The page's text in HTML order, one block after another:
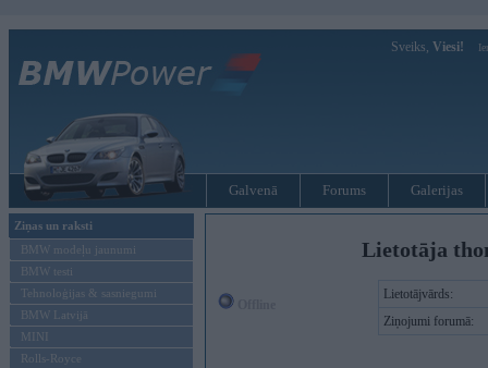
Sveiks, Viesi!
Galvenā Forums Galerijas
Ziņas un raksti
BMW modeļu jaunumi
BMW testi
Tehnoloģijas & sasniegumi
BMW Latvijā
MINI
Rolls-Royce
Lietotāja
Lietotājvārds:
Ziņojumi forumā: